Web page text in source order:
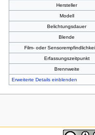
Hersteller
Modell
Belichtungsdauer
Blende
Film- oder
Erfassungszeitpunkt
Brennweite
Erweiterte Details einblenden